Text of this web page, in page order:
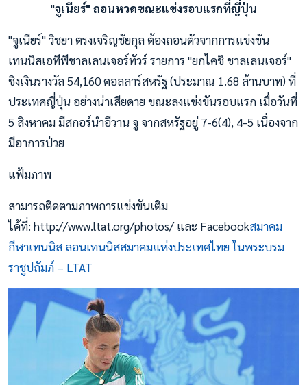
"จูเนียร์" ถอนหวดขณะแข่งรอบแรกที่ญี่ปุ่น
"จูเนียร์" วิชยา ตรงเจริญชัยกุล ต้องถอนตัวจากการแข่งขัน
เทนนิสเอทีพีชาลเลนเจอร์ทัวร์ รายการ "ยกไคชิ ชาลเลนเจอร์"
ชิงเงินรางวัล 54,160 ดอลลาร์สหรัฐ (ประมาณ 1.68 ล้านบาท) ที่
ประเทศญี่ปุ่น อย่างน่าเสียดาย ขณะลงแข่งขันรอบแรก เมื่อวันที่
5 สิงหาคม มีสกอร์นำอีวาน จู จากสหรัฐอยู่ 7-6(4), 4-5 เนื่องจาก
มีอาการป่วย
แฟ้มภาพ
สามารถติดตามภาพการแข่งขันเติม
ได้ที่: http://www.ltat.org/photos/ และ Facebookสมาคม
กีฬาเทนนิส ลอนเทนนิสสมาคมแห่งประเทศไทย ในพระบรม
ราชูปถัมภ์ – LTAT